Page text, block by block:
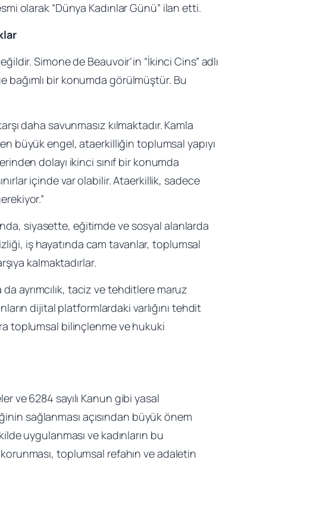
olarak “Dünya Kadınlar Günü” ilan etti.
Simone de Beauvoir’in “İkinci Cins” adlı
bağımlı bir konumda görülmüştür. Bu
daha savunmasız kılmaktadır. Kamla
büyük engel, ataerkilliğin toplumsal yapıyı
dolayı ikinci sınıf bir konumda
içinde var olabilir. Ataerkillik, sadece
siyasette, eğitimde ve sosyal alanlarda
iş hayatında cam tavanlar, toplumsal
kalmaktadırlar.
ayrımcılık, taciz ve tehditlere maruz
dijital platformlardaki varlığını tehdit
toplumsal bilinçlenme ve hukuki
ve 6284 sayılı Kanun gibi yasal
sağlanması açısından büyük önem
uygulanması ve kadınların bu
korunması, toplumsal refahın ve adaletin